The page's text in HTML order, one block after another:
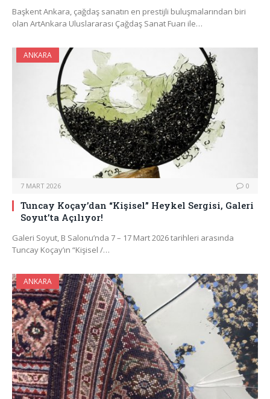
Başkent Ankara, çağdaş sanatın en prestijli buluşmalarından biri
olan ArtAnkara Uluslararası Çağdaş Sanat Fuarı ile…
ANKARA
7 MART 2026 0
Tuncay Koçay’dan “Kişisel” Heykel Sergisi, Galeri
Soyut’ta Açılıyor!
Galeri Soyut, B Salonu’nda 7 – 17 Mart 2026 tarihleri arasında
Tuncay Koçay’ın “Kişisel /…
ANKARA